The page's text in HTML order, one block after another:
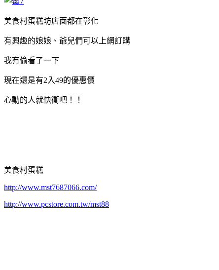
美食村蛋糕坊店面都在彰化
有興趣的娘娘、爺兒們可以上網訂購
我有偷看了一下
現在還是有2入49的優惠價
心動的人就快衝吧！！
美食村蛋糕
http://www.mst7687066.com/
http://www.pcstore.com.tw/mst88